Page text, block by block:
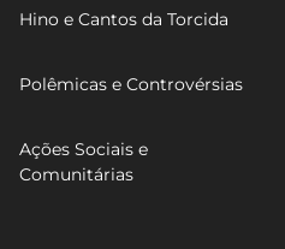
Hino e Cantos da Torcida
Polêmicas e Controvérsias
Ações Sociais e
Comunitárias